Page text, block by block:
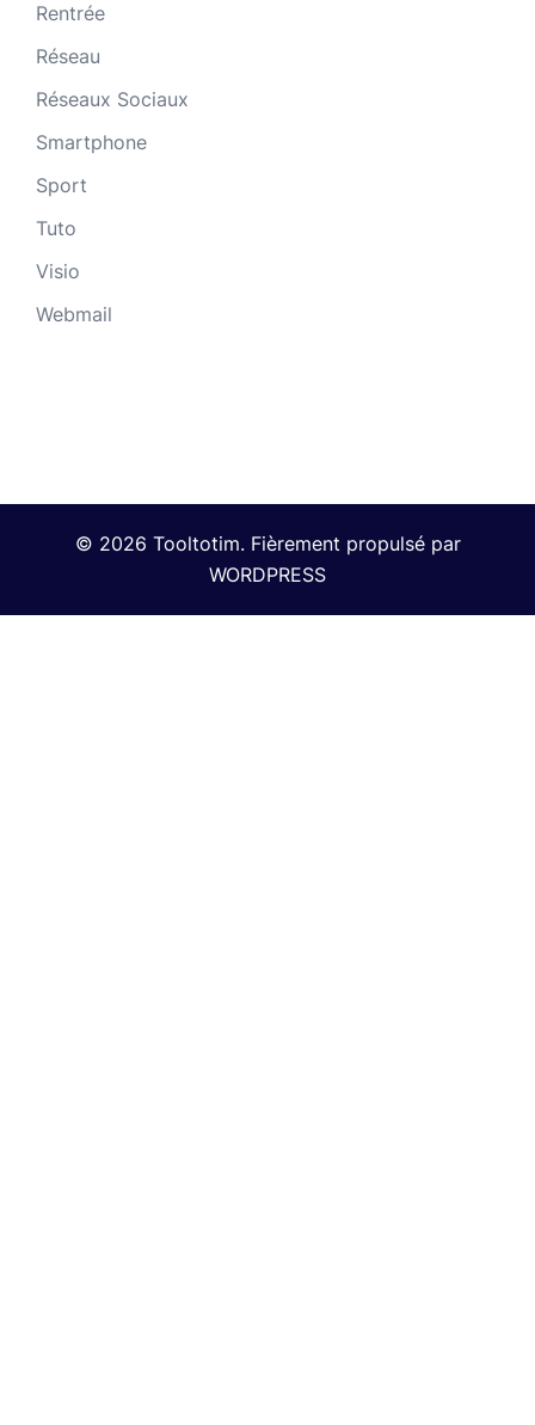
Rentrée
Réseau
Réseaux Sociaux
Smartphone
Sport
Tuto
Visio
Webmail
© 2026 Tooltotim. Fièrement propulsé par
WORDPRESS